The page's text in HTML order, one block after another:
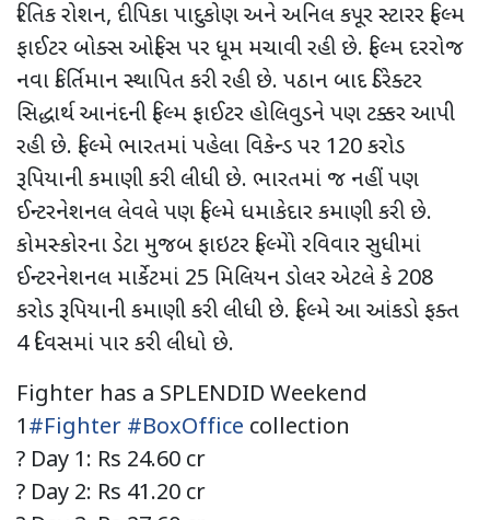
રિતિક રોશન, દીપિકા પાદુકોણ અને અનિલ કપૂર સ્ટારર ફિલ્મ
ફાઈટર બોક્સ ઓફિસ પર ધૂમ મચાવી રહી છે. ફિલ્મ દરરોજ
નવા કિર્તિમાન સ્થાપિત કરી રહી છે. પઠાન બાદ ડિરેક્ટર
સિદ્ધાર્થ આનંદની ફિલ્મ ફાઈટર હોલિવુડને પણ ટક્કર આપી
રહી છે. ફિલ્મે ભારતમાં પહેલા વિકેન્ડ પર 120 કરોડ
રૂપિયાની કમાણી કરી લીધી છે. ભારતમાં જ નહીં પણ
ઈન્ટરનેશનલ લેવલે પણ ફિલ્મે ધમાકેદાર કમાણી કરી છે.
કોમસ્કોરના ડેટા મુજબ ફાઇટર ફિલ્મેો રવિવાર સુધીમાં
ઈન્ટરનેશનલ માર્કેટમાં 25 મિલિયન ડોલર એટલે કે 208
કરોડ રૂપિયાની કમાણી કરી લીધી છે. ફિલ્મે આ આંકડો ફક્ત
4 દિવસમાં પાર કરી લીધો છે.
Fighter has a SPLENDID Weekend
1#Fighter #BoxOffice collection
? Day 1: Rs 24.60 cr
? Day 2: Rs 41.20 cr